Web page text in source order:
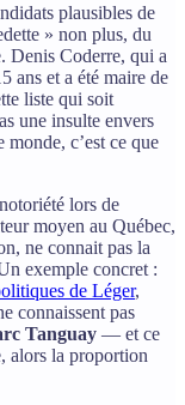
plausibles de
» non plus, du
Denis Coderre, qui a
ans et a été maire de
liste qui soit
une insulte envers
monde, c’est ce que
lors de
moyen au Québec,
ne connait pas la
exemple concret :
de Léger,
connaissent pas
Tanguay — et ce
alors la proportion